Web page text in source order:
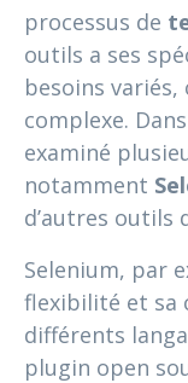
processus de
outils a ses
besoins
complexe.
examiné
notamment
d’autres outils
Selenium, par
flexibilité et sa
différents
plugin open